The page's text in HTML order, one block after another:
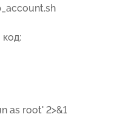
as root' 2>&1